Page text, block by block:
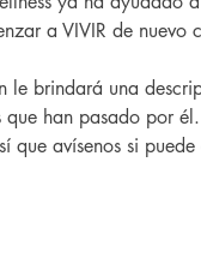
a VIVIR de nuevo
que han pasado por él.
avísenos si puede